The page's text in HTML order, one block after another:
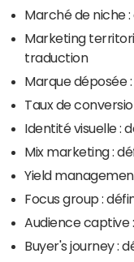
Marché de niche
Marketing
traduction
Marque déposée
Taux de
Identité visuelle :
Mix marketing :
Yield
Focus group :
Audience captive
Buyer's journey :